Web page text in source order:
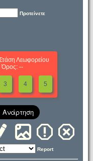
Προτείνετε
Λεωφορείου
Όρος: --
3 4 5
Report